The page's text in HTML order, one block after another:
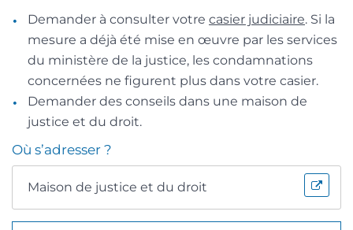
Demander à consulter votre casier judiciaire. Si la
mesure a déjà été mise en œuvre par les services
du ministère de la justice, les condamnations
concernées ne figurent plus dans votre casier.
Demander des conseils dans une maison de
justice et du droit.
Où s’adresser ?
Maison de justice et du droit